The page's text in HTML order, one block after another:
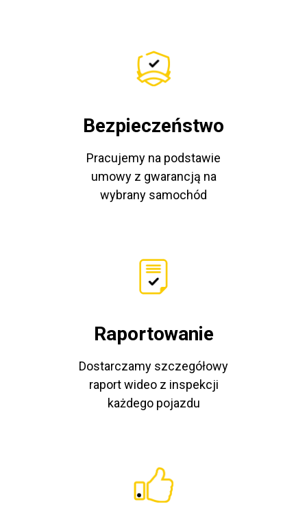
Bezpieczeństwo
Pracujemy na podstawie
umowy z gwarancją na
wybrany samochód
Raportowanie
Dostarczamy szczegółowy
raport wideo z inspekcji
każdego pojazdu